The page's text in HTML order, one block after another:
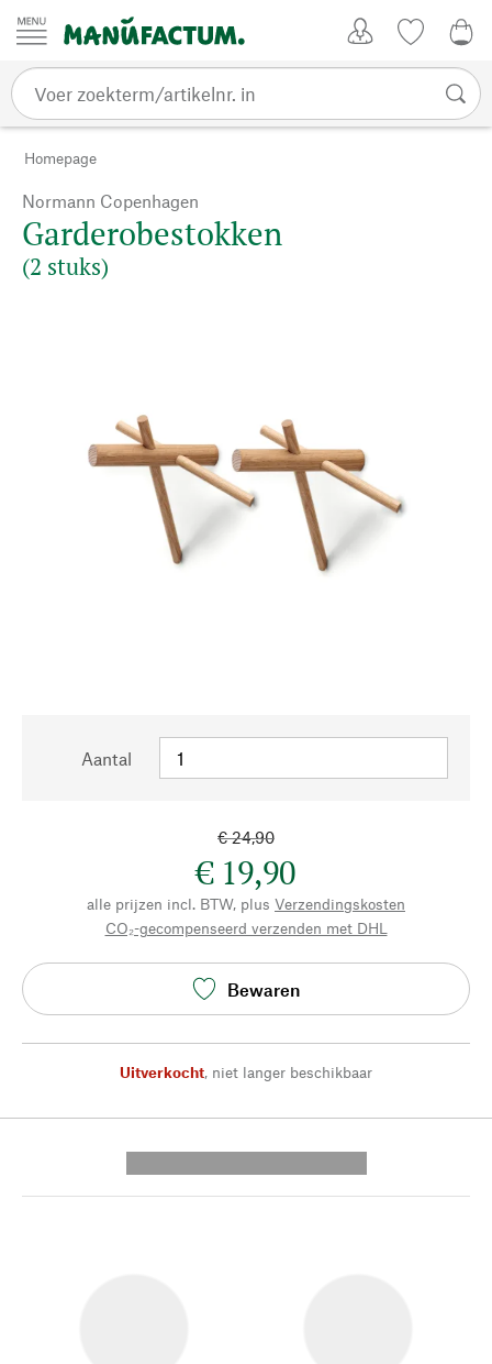
Passer au contenu
Homepage
Normann Copenhagen
Garderobestokken
(2 stuks)
Aantal
€ 24,90
€ 19,90
alle prijzen incl. BTW, plus Verzendingskosten
CO₂-gecompenseerd verzenden met DHL
Bewaren
Uitverkocht, niet langer beschikbaar